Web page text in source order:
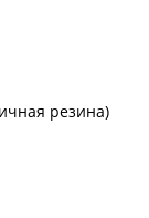
резина)